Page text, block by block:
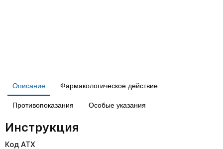
Описание Фармакологическое действие
Противопоказания Особые указания
Инструкция
Код АТХ